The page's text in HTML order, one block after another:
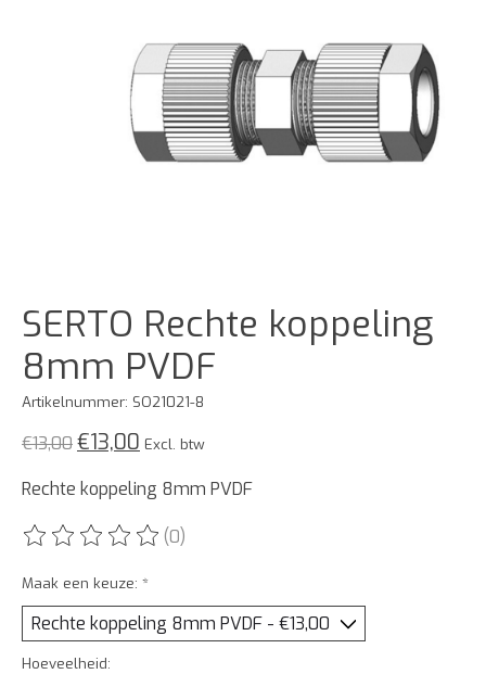
SERTO Rechte koppeling
8mm PVDF
Artikelnummer: SO21021-8
€13,00€13,00 Excl. btw
Rechte koppeling 8mm PVDF
De beoordeling van dit product is
(0)
Maak een keuze: *
Hoeveelheid: